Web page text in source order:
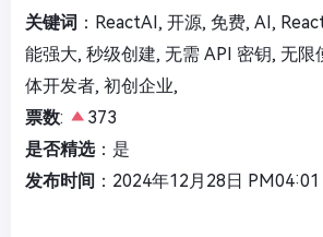
关键词 ：ReactAI, 开源, 免费, AI,
能强大, 秒级创建, 无需 API 密钥, 无限
体开发者, 初创企业,
票数:
373
是否精选：是
发布时间 ：2024年12月28日